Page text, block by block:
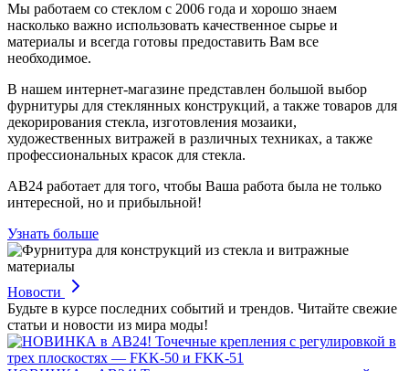
Мы работаем со стеклом с 2006 года и хорошо знаем
насколько важно использовать качественное сырье и
материалы и всегда готовы предоставить Вам все
необходимое.
В нашем интернет-магазине представлен большой выбор
фурнитуры для стеклянных конструкций, а также товаров для
декорирования стекла, изготовления мозаики,
художественных витражей в различных техниках, а также
профессиональных красок для стекла.
АВ24 работает для того, чтобы Ваша работа была не только
интересной, но и прибыльной!
Узнать больше
Новости
Будьте в курсе последних событий и трендов. Читайте свежие
статьи и новости из мира моды!